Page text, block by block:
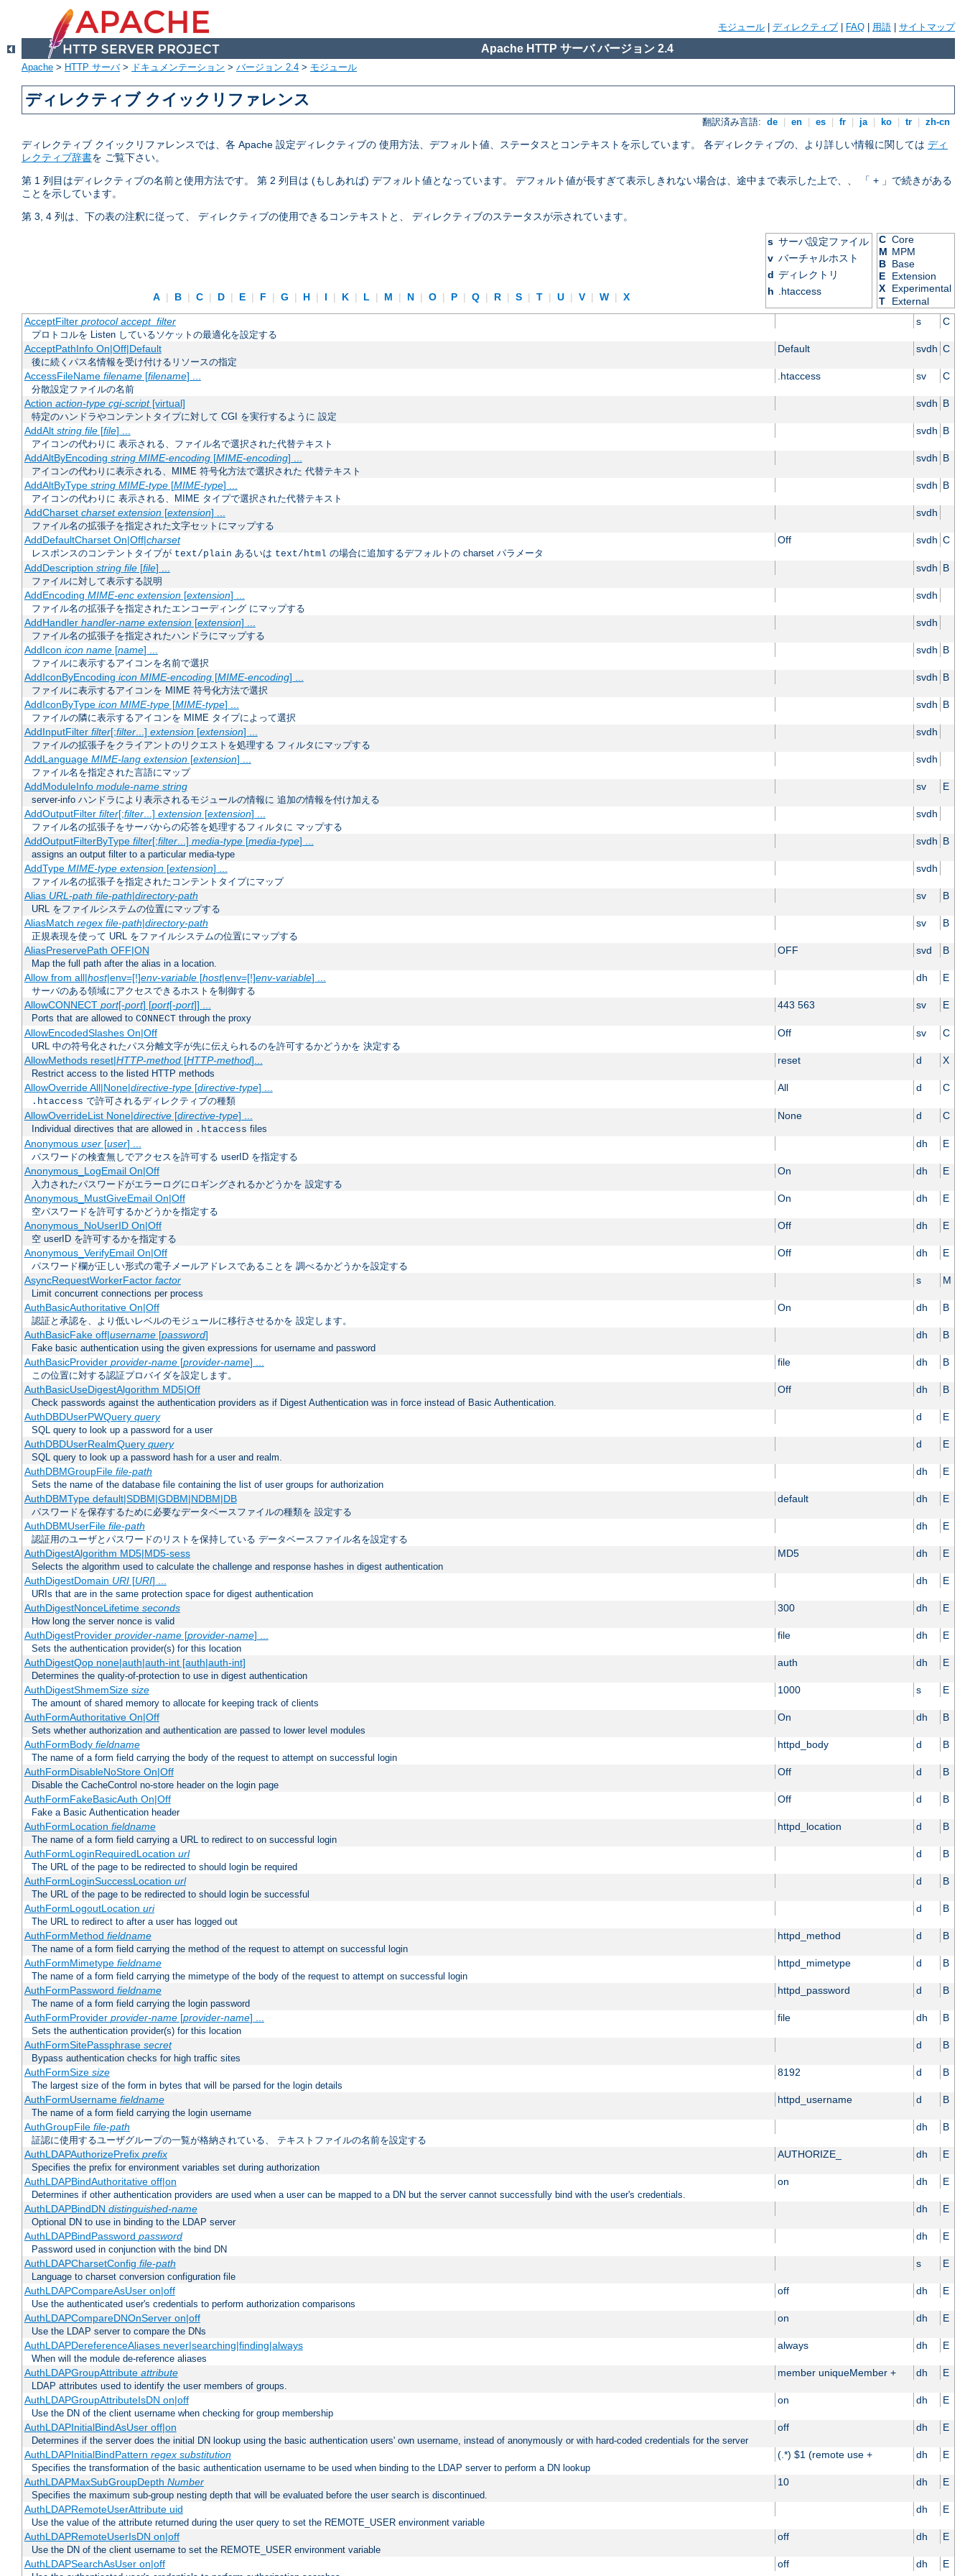
モジュール ディレクティブ FAQ 用語 サイトマップ
Apache HTTP サーバ バージョン 2.4
Apache > HTTP サーバ> ドキュメンテーション > バージョン 2.4 > モジュール
ディレクティブ クイックリファレンス
翻訳済み言語: de en es fr ja ko tr zh-cn
ディレクティブ クイックリファレンスでは、各 Apache 設定ディレクティブの 使用方法、デフォルト値、ステータスとコンテキストを示しています。 各ディレクティブの、より詳しい情報に関しては ディ
レクティブ辞書を ご覧下さい。
第 1 列目はディレクティブの名前と使用方法です。 第 2 列目は (もしあれば) デフォルト値となっています。 デフォルト値が長すぎて表示しきれない場合は、途中まで表示した上で、、 「 + 」で続きがある
ことを示しています。
第 3, 4 列は、下の表の注釈に従って、 ディレクティブの使用できるコンテキストと、 ディレクティブのステータスが示されています。
A | B | C | D | E | F | G | H | I | K | L | M | N | O | P | Q | R | S | T | U | V | W | X
s サーバ設定ファイル
v バーチャルホスト
d ディレクトリ
h .htaccess
C Core
M MPM
B Base
E
Extension
X
Experimental
T
External
AcceptFilter protocol accept_filter s C
プロトコルを Listen しているソケットの最適化を設定する
AcceptPathInfo On|Off|Default Default svdh C
後に続くパス名情報を受け付けるリソースの指定
AccessFileName filename[filename] ... .htaccess sv C
分散設定ファイルの名前
Action action-type cgi-script[virtual] svdh B
特定のハンドラやコンテントタイプに対して CGI を実行するように 設定
AddAlt string file[file] ... svdh B
アイコンの代わりに 表示される、ファイル名で選択された代替テキスト
AddAltByEncoding string MIME-encoding[MIME-encoding] ... svdh B
アイコンの代わりに表示される、MIME 符号化方法で選択された 代替テキスト
AddAltByType string MIME-type[MIME-type] ... svdh B
アイコンの代わりに 表示される、MIME タイプで選択された代替テキスト
AddCharset charset extension[extension] ... svdh
ファイル名の拡張子を指定された文字セットにマップする
AddDefaultCharset On|Off|charset Off svdh C
レスポンスのコンテントタイプが text/plain あるいは text/html の場合に追加するデフォルトの charset パラメータ
AddDescription string file[file] ... svdh B
ファイルに対して表示する説明
AddEncoding MIME-enc extension[extension] ... svdh
ファイル名の拡張子を指定されたエンコーディング にマップする
AddHandler handler-name extension[extension] ... svdh
ファイル名の拡張子を指定されたハンドラにマップする
AddIcon icon name[name] ... svdh B
ファイルに表示するアイコンを名前で選択
AddIconByEncoding icon MIME-encoding[MIME-encoding] ... svdh B
ファイルに表示するアイコンを MIME 符号化方法で選択
AddIconByType icon MIME-type[MIME-type] ... svdh B
ファイルの隣に表示するアイコンを MIME タイプによって選択
AddInputFilter filter[;filter...] extension[extension] ... svdh
ファイルの拡張子をクライアントのリクエストを処理する フィルタにマップする
AddLanguage MIME-lang extension[extension] ... svdh
ファイル名を指定された言語にマップ
AddModuleInfo module-name string sv E
server-info ハンドラにより表示されるモジュールの情報に 追加の情報を付け加える
AddOutputFilter filter[;filter...] extension[extension] ... svdh
ファイル名の拡張子をサーバからの応答を処理するフィルタに マップする
AddOutputFilterByType filter[;filter...] media-type[media-type] ... svdh B
assigns an output filter to a particular media-type
AddType MIME-type extension[extension] ... svdh
ファイル名の拡張子を指定されたコンテントタイプにマップ
Alias URL-path file-path|directory-path sv B
URL をファイルシステムの位置にマップする
AliasMatch regex file-path|directory-path sv B
正規表現を使って URL をファイルシステムの位置にマップする
AliasPreservePath OFF|ON OFF svd B
Map the full path after the alias in a location.
Allow from all|host|env=[!]env-variable[host|env=[!]env-variable] ... dh E
サーバのある領域にアクセスできるホストを制御する
AllowCONNECT port[-port] [port[-port]] ... 443 563 sv E
Ports that are allowed to CONNECT through the proxy
AllowEncodedSlashes On|Off Off sv C
URL 中の符号化されたパス分離文字が先に伝えられるのを許可するかどうかを 決定する
AllowMethods reset|HTTP-method[HTTP-method]... reset d X
Restrict access to the listed HTTP methods
AllowOverride All|None|directive-type[directive-type] ... All d C
.htaccess で許可されるディレクティブの種類
AllowOverrideList None|directive[directive-type] ... None d C
Individual directives that are allowed in .htaccess files
Anonymous user[user] ... dh E
パスワードの検査無しでアクセスを許可する userID を指定する
Anonymous_LogEmail On|Off On dh E
入力されたパスワードがエラーログにロギングされるかどうかを 設定する
Anonymous_MustGiveEmail On|Off On dh E
空パスワードを許可するかどうかを指定する
Anonymous_NoUserID On|Off Off dh E
空 userID を許可するかを指定する
Anonymous_VerifyEmail On|Off Off dh E
パスワード欄が正しい形式の電子メールアドレスであることを 調べるかどうかを設定する
AsyncRequestWorkerFactor factor s M
Limit concurrent connections per process
AuthBasicAuthoritative On|Off On dh B
認証と承認を、より低いレベルのモジュールに移行させるかを 設定します。
AuthBasicFake off|username[password] dh B
Fake basic authentication using the given expressions for username and password
AuthBasicProvider provider-name[provider-name] ... file dh B
この位置に対する認証プロバイダを設定します。
AuthBasicUseDigestAlgorithm MD5|Off Off dh B
Check passwords against the authentication providers as if Digest Authentication was in force instead of Basic Authentication.
AuthDBDUserPWQuery query d E
SQL query to look up a password for a user
AuthDBDUserRealmQuery query d E
SQL query to look up a password hash for a user and realm.
AuthDBMGroupFile file-path dh E
Sets the name of the database file containing the list of user groups for authorization
AuthDBMType default|SDBM|GDBM|NDBM|DB default dh E
パスワードを保存するために必要なデータベースファイルの種類を 設定する
AuthDBMUserFile file-path dh E
認証用のユーザとパスワードのリストを保持している データベースファイル名を設定する
AuthDigestAlgorithm MD5|MD5-sess MD5 dh E
Selects the algorithm used to calculate the challenge and response hashes in digest authentication
AuthDigestDomain URI[URI] ... dh E
URIs that are in the same protection space for digest authentication
AuthDigestNonceLifetime seconds 300 dh E
How long the server nonce is valid
AuthDigestProvider provider-name[provider-name] ... file dh E
Sets the authentication provider(s) for this location
AuthDigestQop none|auth|auth-int [auth|auth-int] auth dh E
Determines the quality-of-protection to use in digest authentication
AuthDigestShmemSize size 1000 s E
The amount of shared memory to allocate for keeping track of clients
AuthFormAuthoritative On|Off On dh B
Sets whether authorization and authentication are passed to lower level modules
AuthFormBody fieldname httpd_body d B
The name of a form field carrying the body of the request to attempt on successful login
AuthFormDisableNoStore On|Off Off d B
Disable the CacheControl no-store header on the login page
AuthFormFakeBasicAuth On|Off Off d B
Fake a Basic Authentication header
AuthFormLocation fieldname httpd_location d B
The name of a form field carrying a URL to redirect to on successful login
AuthFormLoginRequiredLocation url d B
The URL of the page to be redirected to should login be required
AuthFormLoginSuccessLocation url d B
The URL of the page to be redirected to should login be successful
AuthFormLogoutLocation uri d B
The URL to redirect to after a user has logged out
AuthFormMethod fieldname httpd_method d B
The name of a form field carrying the method of the request to attempt on successful login
AuthFormMimetype fieldname httpd_mimetype d B
The name of a form field carrying the mimetype of the body of the request to attempt on successful login
AuthFormPassword fieldname httpd_password d B
The name of a form field carrying the login password
AuthFormProvider provider-name[provider-name] ... file dh B
Sets the authentication provider(s) for this location
AuthFormSitePassphrase secret d B
Bypass authentication checks for high traffic sites
AuthFormSize size 8192 d B
The largest size of the form in bytes that will be parsed for the login details
AuthFormUsername fieldname httpd_username d B
The name of a form field carrying the login username
AuthGroupFile file-path dh B
証認に使用するユーザグループの一覧が格納されている、 テキストファイルの名前を設定する
AuthLDAPAuthorizePrefix prefix AUTHORIZE_ dh E
Specifies the prefix for environment variables set during authorization
AuthLDAPBindAuthoritative off|on on dh E
Determines if other authentication providers are used when a user can be mapped to a DN but the server cannot successfully bind with the user's credentials.
AuthLDAPBindDN distinguished-name dh E
Optional DN to use in binding to the LDAP server
AuthLDAPBindPassword password dh E
Password used in conjunction with the bind DN
AuthLDAPCharsetConfig file-path s E
Language to charset conversion configuration file
AuthLDAPCompareAsUser on|off off dh E
Use the authenticated user's credentials to perform authorization comparisons
AuthLDAPCompareDNOnServer on|off on dh E
Use the LDAP server to compare the DNs
AuthLDAPDereferenceAliases never|searching|finding|always always dh E
When will the module de-reference aliases
AuthLDAPGroupAttribute attribute member uniqueMember + dh E
LDAP attributes used to identify the user members of groups.
AuthLDAPGroupAttributeIsDN on|off on dh E
Use the DN of the client username when checking for group membership
AuthLDAPInitialBindAsUser off|on off dh E
Determines if the server does the initial DN lookup using the basic authentication users' own username, instead of anonymously or with hard-coded credentials for the server
AuthLDAPInitialBindPattern regex substitution (.*) $1 (remote use + dh E
Specifies the transformation of the basic authentication username to be used when binding to the LDAP server to perform a DN lookup
AuthLDAPMaxSubGroupDepth Number 10 dh E
Specifies the maximum sub-group nesting depth that will be evaluated before the user search is discontinued.
AuthLDAPRemoteUserAttribute uid dh E
Use the value of the attribute returned during the user query to set the REMOTE_USER environment variable
AuthLDAPRemoteUserIsDN on|off off dh E
Use the DN of the client username to set the REMOTE_USER environment variable
AuthLDAPSearchAsUser on|off off dh E